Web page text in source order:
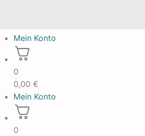
Mein Konto
0
0,00 €
Mein Konto
0